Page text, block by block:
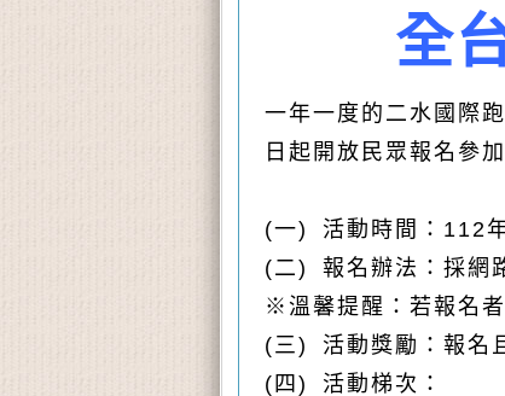
全
一年一度的二水國際
日起開放民眾報名參
(一) 活動時間：112
(二) 報名辦法：採網
※溫馨提醒：若報名
(三) 活動獎勵：報名
(四) 活動梯次：